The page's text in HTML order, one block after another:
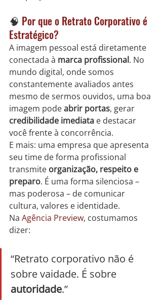
🧠 Por que o Retrato Corporativo é
Estratégico?
A imagem pessoal está diretamente
conectada à marca profissional. No
mundo digital, onde somos
constantemente avaliados antes
mesmo de sermos ouvidos, uma boa
imagem pode abrir portas, gerar
credibilidade imediata e destacar
você frente à concorrência.
E mais: uma empresa que apresenta
seu time de forma profissional
transmite organização, respeito e
preparo. É uma forma silenciosa –
mas poderosa – de comunicar
cultura, valores e identidade.
Na Agência Preview, costumamos
dizer:
“Retrato corporativo não é
sobre vaidade. É sobre
autoridade.”